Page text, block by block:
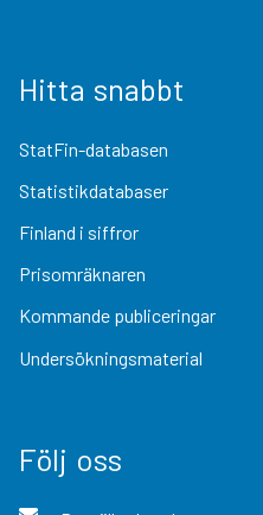
Hitta snabbt
StatFin-databasen
Statistikdatabaser
Finland i siffror
Prisomräknaren
Kommande publiceringar
Undersökningsmaterial
Följ oss